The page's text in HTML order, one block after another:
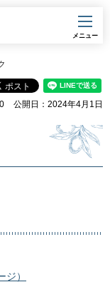
メニュー
公開日：2024年4月1日
）